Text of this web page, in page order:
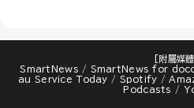
[附屬媒體
SmartNews / SmartNews for
au Service Today / Spotify /
Podcasts /